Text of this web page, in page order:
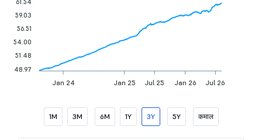
Jan 24 Jan 25 Jul 25 Jan 26 Jul 26
59.03
56.51
54.00
51.48
48.97
1M 3M 6M 1Y 3Y 5Y कमाल